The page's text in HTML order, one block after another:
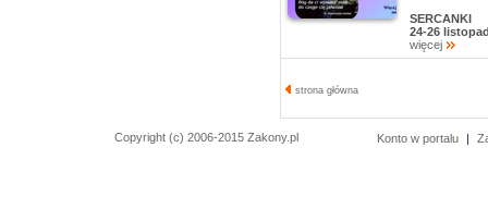
SERCANKI
24-26
więcej
strona główna
Copyright (c) 2006-2015 Zakony.pl Konto w portalu |